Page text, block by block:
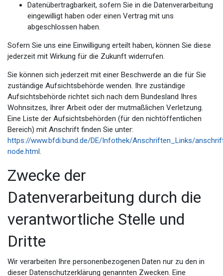
Datenübertragbarkeit, sofern Sie in die Datenverarbeitung
eingewilligt haben oder einen Vertrag mit uns
abgeschlossen haben.
Sofern Sie uns eine Einwilligung erteilt haben, können Sie diese
jederzeit mit Wirkung für die Zukunft widerrufen.
Sie können sich jederzeit mit einer Beschwerde an die für Sie
zuständige Aufsichtsbehörde wenden. Ihre zuständige
Aufsichtsbehörde richtet sich nach dem Bundesland Ihres
Wohnsitzes, Ihrer Arbeit oder der mutmaßlichen Verletzung.
Eine Liste der Aufsichtsbehörden (für den nichtöffentlichen
Bereich) mit Anschrift finden Sie unter:
https://www.bfdi.bund.de/DE/Infothek/Anschriften_Links/
node.html.
Zwecke der
Datenverarbeitung durch die
verantwortliche Stelle und
Dritte
Wir verarbeiten Ihre personenbezogenen Daten nur zu den in
dieser Datenschutzerklärung genannten Zwecken. Eine